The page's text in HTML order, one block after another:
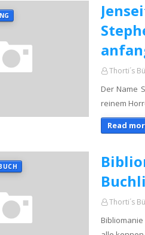
Thorti´s
Der Name
reinem
Read
Thorti´s